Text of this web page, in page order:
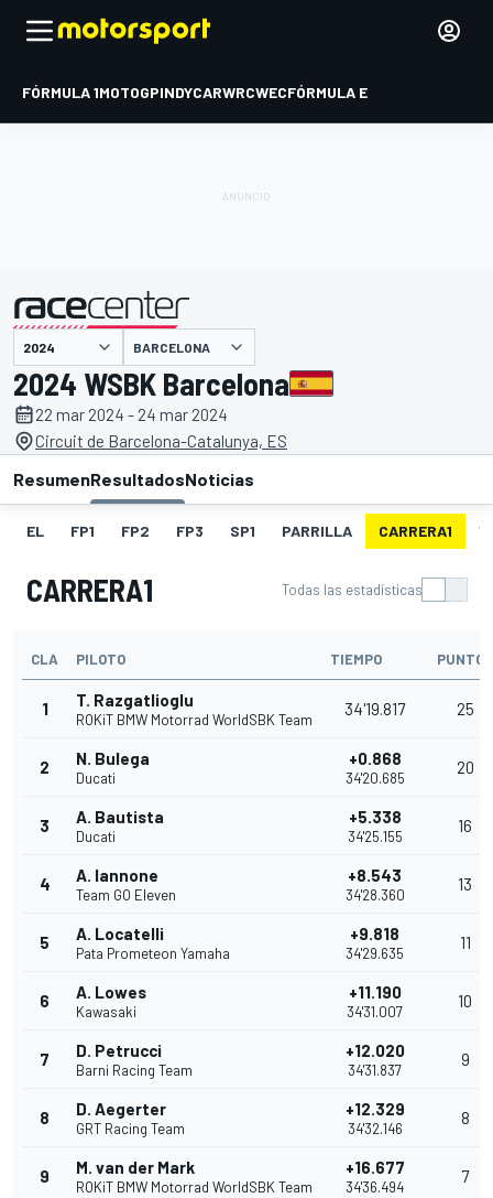
FÓRMULA 1MOTOGPINDYCARWRCWECFÓRMULA E
presentado por BARCELONA
2024 WSBK Barcelona
22 mar 2024 - 24 mar 2024
Circuit de Barcelona-Catalunya, ES
ResumenResultadosNoticias
EL FP1 FP2 FP3 SP1 PARRILLA CARRERA1
CARRERA1 Todas las estadísticas
CLA PILOTO TIEMPO PUNTOS
1 T. Razgatlioglu
ROKiT BMW Motorrad WorldSBK Team
34'19.817 25
2 N. Bulega
Ducati
+0.868
34'20.685
20
3 A. Bautista
Ducati
+5.338
34'25.155
16
4 A. Iannone
Team GO Eleven
+8.543
34'28.360
13
5 A. Locatelli
Pata Prometeon Yamaha
+9.818
34'29.635
11
6 A. Lowes
Kawasaki
+11.190
34'31.007
10
7 D. Petrucci
Barni Racing Team
+12.020
34'31.837
9
8 D. Aegerter
GRT Racing Team
+12.329
34'32.146
8
9 M. van der Mark
ROKiT BMW Motorrad WorldSBK Team
+16.677
34'36.494
7